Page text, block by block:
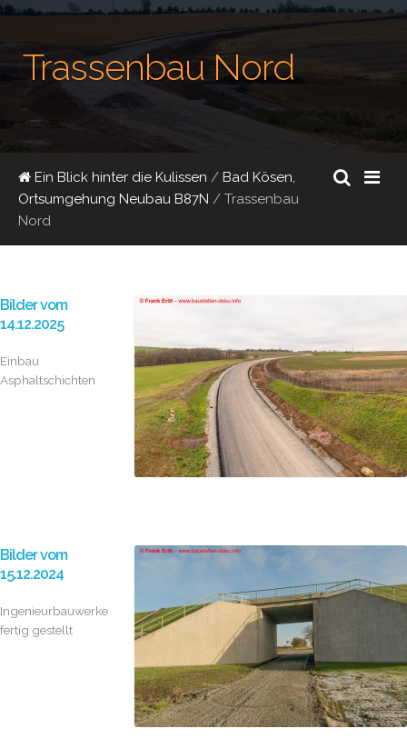
Trassenbau Nord
Ein Blick hinter die Kulissen / Bad Kösen,
Ortsumgehung Neubau B87N / Trassenbau
Nord
Bilder vom
14.12.2025
Einbau
Asphaltschichten
Bilder vom
15.12.2024
Ingenieurbauwerke
fertig gestellt